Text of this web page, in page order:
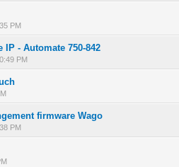
PM
of 5 in Average
IP - Automate 750-842
PM
of 5 in Average
1 2345
of 5 in Average
12
firmware Wago
PM
of 5 in Average
12345
of 5 in Average